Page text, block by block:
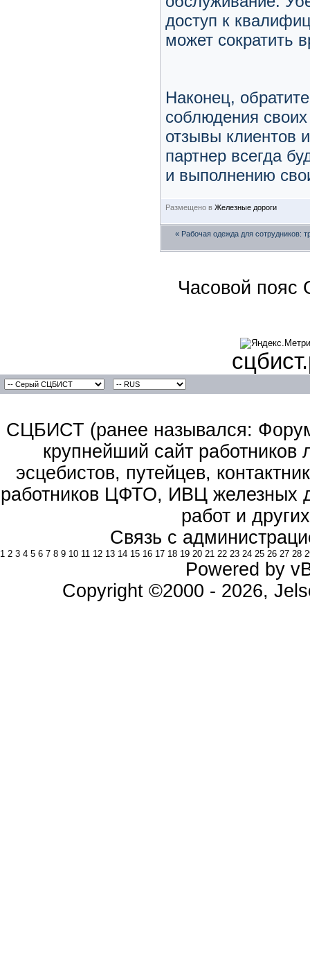
доступ к
может сократить
Наконец,
соблюдения
отзывы клиентов
партнер всегда
и выполнению
Размещено в Железные дороги
« Рабочая одежда для сотрудников:
Часовой пояс
СЦБИСТ (ранее назывался:
крупнейший сайт работников
эсцебистов, путейцев,
работников ЦФТО, ИВЦ железных
работ и
Связь с
1 2 3 4 5 6 7 8 9 10 11 12 13 14 15 16 17 18 19 20 21 22 23 24 25 26 27 28
Powered by
Copyright ©2000 - 2026,